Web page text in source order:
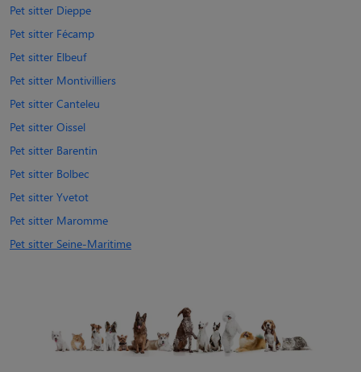
Pet sitter Dieppe
Pet sitter Fécamp
Pet sitter Elbeuf
Pet sitter Montivilliers
Pet sitter Canteleu
Pet sitter Oissel
Pet sitter Barentin
Pet sitter Bolbec
Pet sitter Yvetot
Pet sitter Maromme
Pet sitter Seine-Maritime